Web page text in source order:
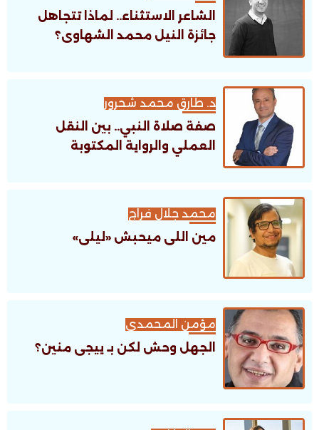
الشاعر الاستثناء.. لماذا تتجاهل
جائزة النيل محمد الشهاوى؟
د. طارق محمد شحرور
صفة صلاة النبي.. بين النقل
العملي والرواية المكتوبة
محمد جلال فراج
مين اللى ميحبش «ليلى»
مؤمن المحمدى
الجهل وحش لكن بـ ييجى منين؟